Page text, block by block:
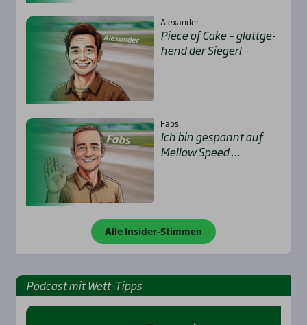
Alexander
Pie­ce of Cake – glatt­ge­
hend der Sie­ger!
Fabs
Ich bin gespannt auf
Mel­low Speed …
Alle Insider-Stimmen
Pod­cast mit Wett-Tipps